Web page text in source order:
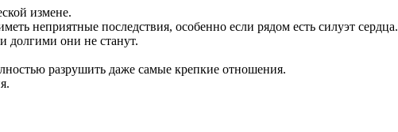
измене.
неприятные последствия, особенно если рядом есть силуэт сердца.
долгими они не станут.
разрушить даже самые крепкие отношения.